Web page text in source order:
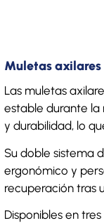
Muletas
Las muletas
estable durante la
y durabilidad, lo
Su doble sistema
ergonómico y
recuperación tras
Disponibles en tres